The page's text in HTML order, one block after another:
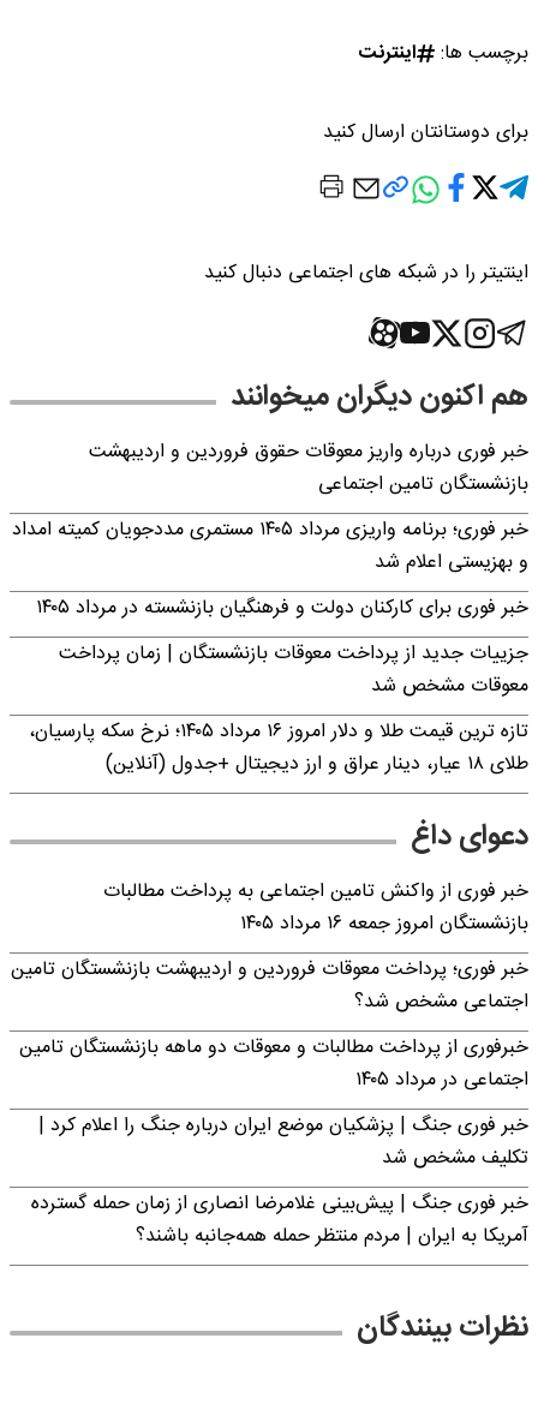
برچسب ها: اینترنت
برای دوستانتان ارسال کنید
اینتیتر را در شبکه های اجتماعی دنبال کنید
هم اکنون دیگران میخوانند
خبر فوری درباره واریز معوقات حقوق فروردین و اردیبهشت
بازنشستگان تامین اجتماعی
خبر فوری؛ برنامه واریزی مرداد ۱۴۰۵ مستمری مددجویان کمیته امداد
و بهزیستی اعلام شد
خبر فوری برای کارکنان دولت و فرهنگیان بازنشسته در مرداد ۱۴۰۵
جزییات جدید از پرداخت معوقات بازنشستگان | زمان پرداخت
معوقات مشخص شد
تازه ترین قیمت طلا و دلار امروز ۱۶ مرداد ۱۴۰۵؛ نرخ سکه پارسیان،
طلای ۱۸ عیار، دینار عراق و ارز دیجیتال +جدول (آنلاین)
دعوای داغ
خبر فوری از واکنش تامین اجتماعی به پرداخت مطالبات
بازنشستگان امروز جمعه ۱۶ مرداد ۱۴۰۵
خبر فوری؛ پرداخت معوقات فروردین و اردیبهشت بازنشستگان تامین
اجتماعی مشخص شد؟
خبرفوری از پرداخت مطالبات و معوقات دو ماهه بازنشستگان تامین
اجتماعی در مرداد ۱۴۰۵
خبر فوری جنگ | پزشکیان موضع ایران درباره جنگ را اعلام کرد |
تکلیف مشخص شد
خبر فوری جنگ | پیش‌بینی غلامرضا انصاری از زمان حمله گسترده
آمریکا به ایران | مردم منتظر حمله همه‌جانبه باشند؟
نظرات بینندگان